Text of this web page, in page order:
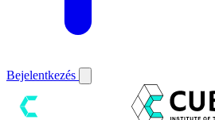
Bejelentkezés